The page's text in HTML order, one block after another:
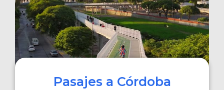
COMPRAR
Pasajes a Córdoba